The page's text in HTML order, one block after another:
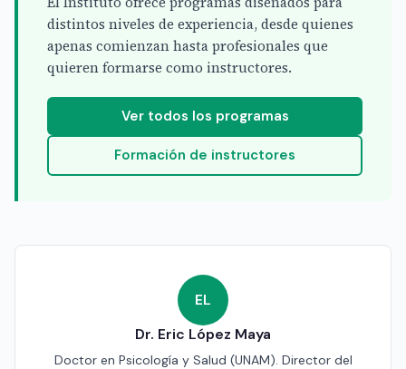
distintos niveles de experiencia, desde quienes
apenas comienzan hasta profesionales que
quieren formarse como instructores.
Ver todos los programas
Formación de instructores
EL
Dr. Eric López Maya
Doctor en Psicología y Salud (UNAM). Director del